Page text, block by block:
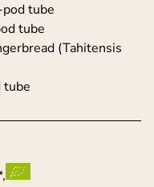
tube
tube
(Tahitensis
tube